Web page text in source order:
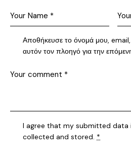
Αποθήκευσε το όνομά μου, email,
αυτόν τον πλοηγό για την
I agree that my submitted data
collected and stored. *